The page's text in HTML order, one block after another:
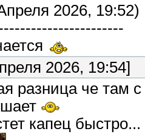
2026, 19:52)
2026, 19:54]
разница че там
капец быстро...